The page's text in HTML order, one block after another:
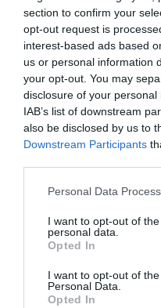
section to confirm your
opt-out request is
interest-based ads based
us or personal information
your opt-out. You may
disclosure of your
IAB’s list of downstream
also be disclosed by us to
Downstream Participants
Please note that this
not limited to your visit or
grant or deny consent to
use your data for below
consent section.
Personal Data
I want to opt-out of
personal data.
Opted In
I want to opt-out of
Personal Data.
Opted In
Intézetének adjunktusa,
óraadó, 2002 és 2005 között
Eötvös Collegiumban.
Egyetemi munkája mellett
Intézetének tudományos
2008-tól 2011-ig a Magyar
Történettudományi
Római Magyar Akadémia
2016-tól ismét a MTA
Történettudományi
2019. január 1-jétől
Tudományos kutatásainak